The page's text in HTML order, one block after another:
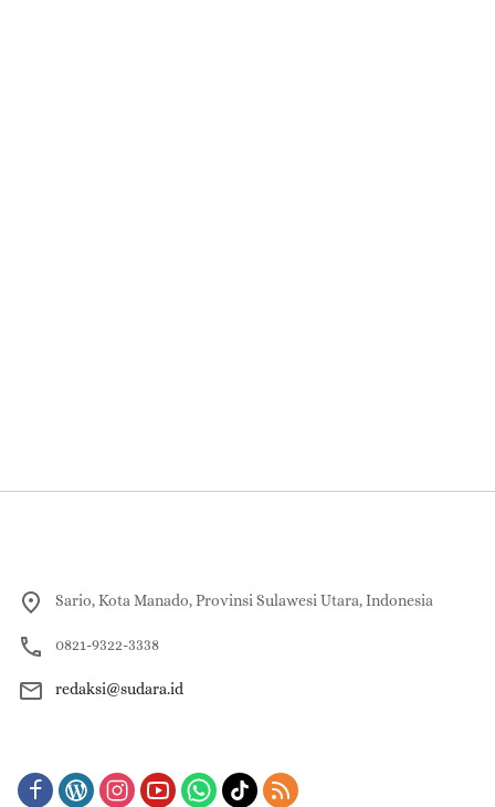
Sario, Kota Manado, Provinsi Sulawesi Utara, Indonesia
0821-9322-3338
redaksi@sudara.id